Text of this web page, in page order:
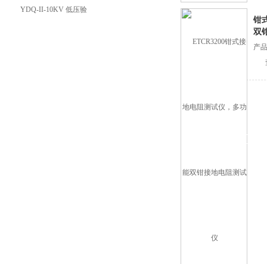
得满足
电棒？
YDQ-II-10KV 低压验
钳
双
产